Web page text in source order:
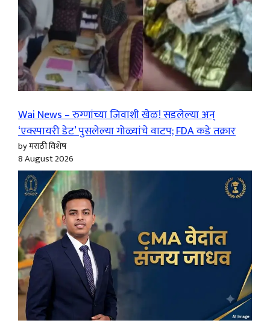
Wai News – रुग्णांच्या जिवाशी खेळ! सडलेल्या अन्
‘एक्स्पायरी डेट’ पुसलेल्या गोळ्यांचे वाटप; FDA कडे तक्रार
by मराठी विशेष
8 August 2026